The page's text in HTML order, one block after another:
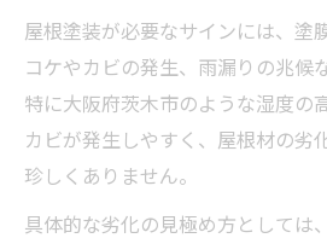
屋根塗装と外壁塗装の
効果
外壁塗装と屋根塗装の費
屋根塗装が必要なサインには、塗
コケやカビの発生、雨漏りの兆候
特に大阪府茨木市のような湿度の
カビが発生しやすく、屋根材の劣
珍しくありません。
具体的な劣化の見極め方としては